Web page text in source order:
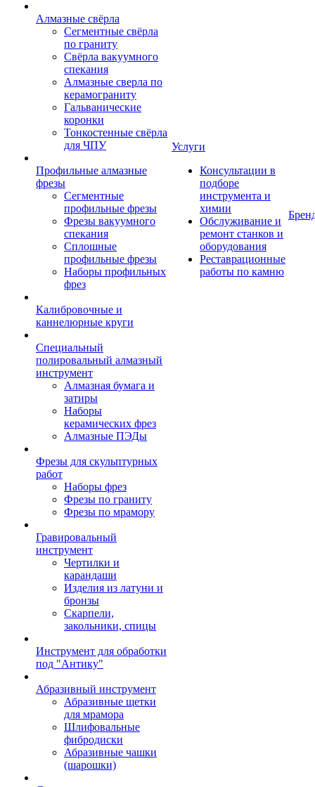
Алмазные свёрла
Сегментные свёрла
по граниту
Свёрла вакуумного
спекания
Алмазные сверла по
керамограниту
Гальванические
коронки
Тонкостенные свёрла
для ЧПУ
Профильные алмазные
фрезы
Сегментные
профильные фрезы
Фрезы вакуумного
спекания
Сплошные
профильные фрезы
Наборы профильных
фрез
Калибровочные и
каннелюрные круги
Специальный
полировальный алмазный
инструмент
Алмазная бумага и
затиры
Наборы
керамических фрез
Алмазные ПЭДы
Фрезы для скульптурных
работ
Наборы фрез
Фрезы по граниту
Фрезы по мрамору
Гравировальный
инструмент
Чертилки и
карандаши
Изделия из латуни и
бронзы
Скарпели,
закольники, спицы
Инструмент для обработки
под "Антику"
Абразивный инструмент
Абразивные щетки
для мрамора
Шлифовальные
фибродиски
Абразивные чашки
(шарошки)
Услуги
Консультации в
подборе
инструмента и
химии
Обслуживание и
ремонт станков и
оборудования
Реставрационные
работы по камню